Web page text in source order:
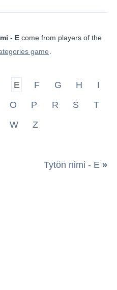
- Ecome from players of the
game
E F G H
I
O P R S
T
W Z
Tytön nimi - E »